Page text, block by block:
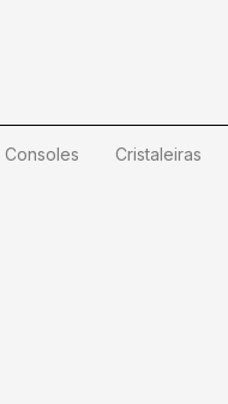
Consoles Cristaleiras